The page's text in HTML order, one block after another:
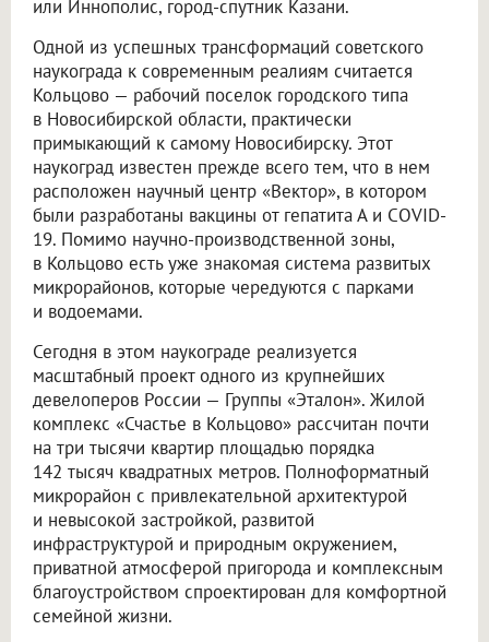
или Иннополис, город-спутник Казани.
Одной из успешных трансформаций советского
наукограда к современным реалиям считается
Кольцово — рабочий поселок городского типа
в Новосибирской области, практически
примыкающий к самому Новосибирску. Этот
наукоград известен прежде всего тем, что в нем
расположен научный центр «Вектор», в котором
были разработаны вакцины от гепатита А и COVID-
19. Помимо научно-производственной зоны,
в Кольцово есть уже знакомая система развитых
микрорайонов, которые чередуются с парками
и водоемами.
Сегодня в этом наукограде реализуется
масштабный проект одного из крупнейших
девелоперов России — Группы «Эталон». Жилой
комплекс «Счастье в Кольцово» рассчитан почти
на три тысячи квартир площадью порядка
142 тысяч квадратных метров. Полноформатный
микрорайон с привлекательной архитектурой
и невысокой застройкой, развитой
инфраструктурой и природным окружением,
приватной атмосферой пригорода и комплексным
благоустройством спроектирован для комфортной
семейной жизни.